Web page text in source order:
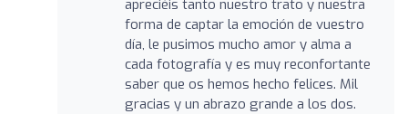
apreciéis tanto nuestro trato y nuestra
forma de captar la emoción de vuestro
día, le pusimos mucho amor y alma a
cada fotografía y es muy reconfortante
saber que os hemos hecho felices. Mil
gracias y un abrazo grande a los dos.